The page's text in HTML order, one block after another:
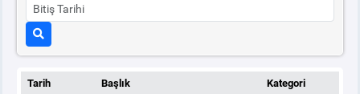
Tarih Başlık
Kategori